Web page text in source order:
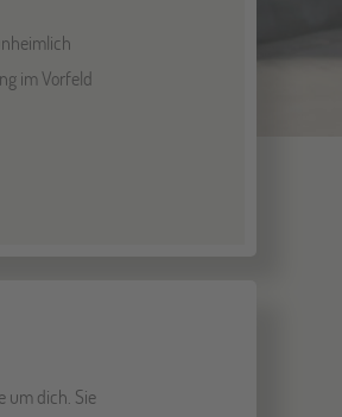
im Vorfeld
um dich. Sie